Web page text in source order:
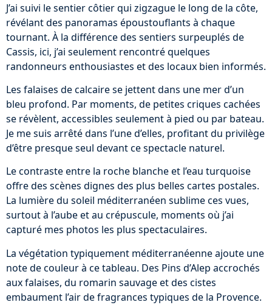
J’ai suivi le sentier côtier qui zigzague le long de la côte,
révélant des panoramas époustouflants à chaque
tournant. À la différence des sentiers surpeuplés de
Cassis, ici, j’ai seulement rencontré quelques
randonneurs enthousiastes et des locaux bien informés.
Les falaises de calcaire se jettent dans une mer d’un
bleu profond. Par moments, de petites criques cachées
se révèlent, accessibles seulement à pied ou par bateau.
Je me suis arrêté dans l’une d’elles, profitant du privilège
d’être presque seul devant ce spectacle naturel.
Le contraste entre la roche blanche et l’eau turquoise
offre des scènes dignes des plus belles cartes postales.
La lumière du soleil méditerranéen sublime ces vues,
surtout à l’aube et au crépuscule, moments où j’ai
capturé mes photos les plus spectaculaires.
La végétation typiquement méditerranéenne ajoute une
note de couleur à ce tableau. Des Pins d’Alep accrochés
aux falaises, du romarin sauvage et des cistes
embaument l’air de fragrances typiques de la Provence.